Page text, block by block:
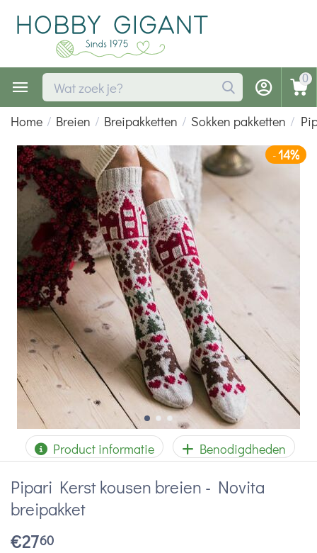
0
Home / Breien / Breipakketten / Sokken pakketten /
-14%
Product informatie Benodigdheden
Pipari Kerst kousen breien - Novita
breipakket
€2760